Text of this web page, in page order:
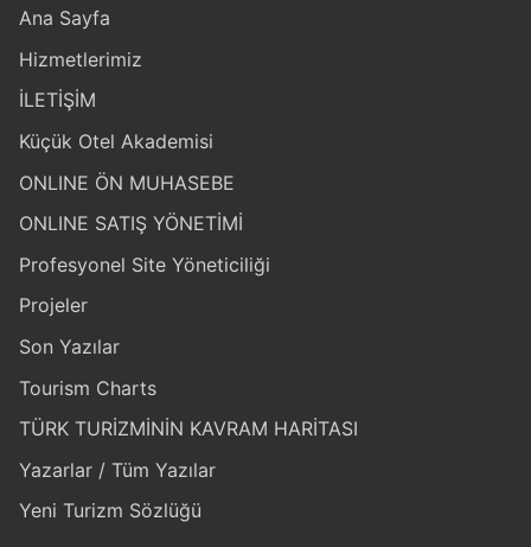
Ana Sayfa
Hizmetlerimiz
İLETİŞİM
Küçük Otel Akademisi
ONLINE ÖN MUHASEBE
ONLINE SATIŞ YÖNETİMİ
Profesyonel Site Yöneticiliği
Projeler
Son Yazılar
Tourism Charts
TÜRK TURİZMİNİN KAVRAM HARİTASI
Yazarlar / Tüm Yazılar
Yeni Turizm Sözlüğü